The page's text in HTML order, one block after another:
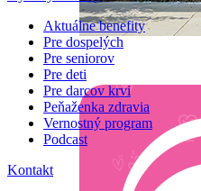
Aktuálne benefity
Pre dospelých
Pre seniorov
Pre deti
Pre darcov krvi
Peňaženka zdravia
Vernostný program
Podcast
Kontakt